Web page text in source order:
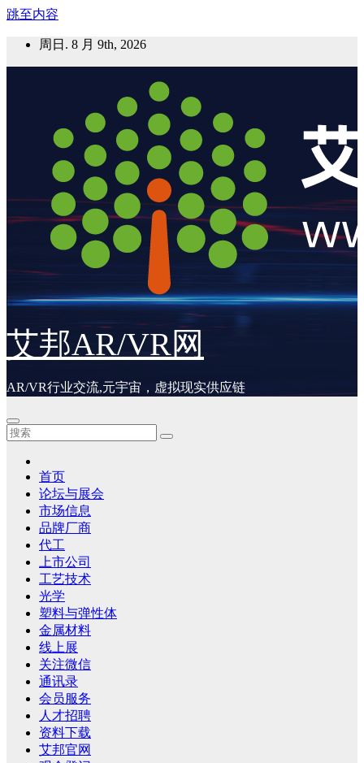
跳至内容
周日. 8 月 9th, 2026
艾邦AR/VR网
AR/VR行业交流,元宇宙，虚拟现实供应链
首页
论坛与展会
市场信息
品牌厂商
代工
上市公司
工艺技术
光学
塑料与弹性体
金属材料
线上展
关注微信
通讯录
会员服务
人才招聘
资料下载
艾邦官网